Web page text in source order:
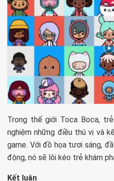
Trong thế giới Toca Boca,
nghiệm những điều thú vị và
game. Với đồ họa tươi sáng,
động, nó sẽ lôi kéo trẻ khám
Kết luận